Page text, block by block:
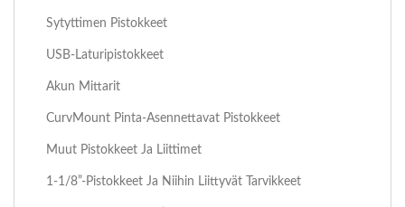
Sytyttimen Pistokkeet
USB-Laturipistokkeet
Akun Mittarit
CurvMount Pinta-Asennettavat Pistokkeet
Muut Pistokkeet Ja Liittimet
1-1/8”-Pistokkeet Ja Niihin Liittyvät Tarvikkeet